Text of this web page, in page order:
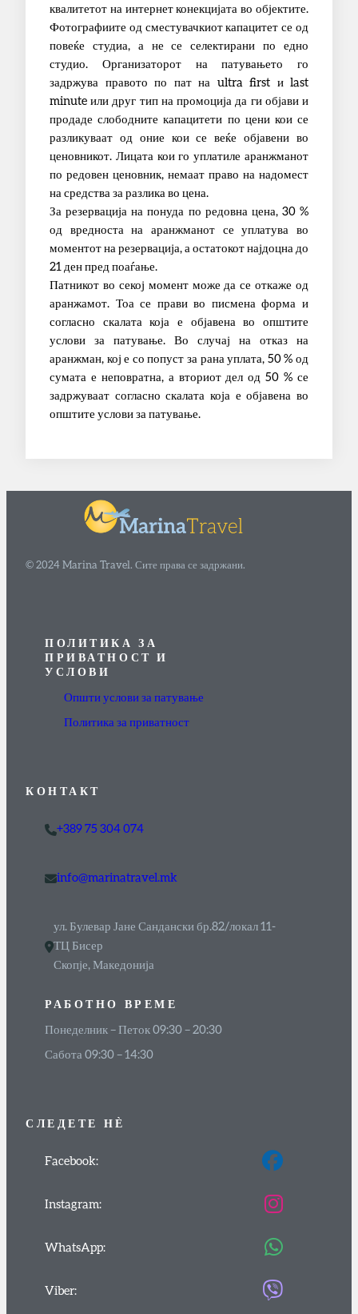
квалитетот на интернет конекцијата во објектите.
Фотографиите од сместувачкиот капацитет се од
повеќе студиа, а не се селектирани по едно
студио. Организаторот на патувањето го
задржува правото по пат на ultra first и last
minute или друг тип на промоција да ги објави и
продаде слободните капацитети по цени кои се
разликуваат од оние кои се веќе објавени во
ценовникот. Лицата кои го уплатиле аранжманот
по редовен ценовник, немаат право на надомест
на средства за разлика во цена.
За резервација на понуда по редовна цена, 30 %
од вредноста на аранжманот се уплатува во
моментот на резервација, а остатокот најдоцна до
21 ден пред поаѓање.
Патникот во секој момент може да се откаже од
аранжамот. Тоа се прави во писмена форма и
согласно скалата која е објавена во општите
услови за патување. Во случај на отказ на
аранжман, кој е со попуст за рана уплата, 50 % од
сумата е неповратна, а вториот дел од 50 % се
задржуваат согласно скалата која е објавена во
општите услови за патување.
© 2024 Marina Travel. Сите права се задржани.
ПОЛИТИКА ЗА
ПРИВАТНОСТ И
УСЛОВИ
Општи услови за патување
Политика за приватност
КОНТАКТ
+389 75 304 074
info@marinatravel.mk
ул. Булевар Јане Сандански бр.82/локал 11-
ТЦ Бисер
Скопје, Македонија
РАБОТНО ВРЕМЕ
Понеделник – Петок 09:30 – 20:30
Сабота 09:30 – 14:30
СЛЕДЕТЕ НЀ
Facebook:
Instagram:
WhatsApp:
Viber: